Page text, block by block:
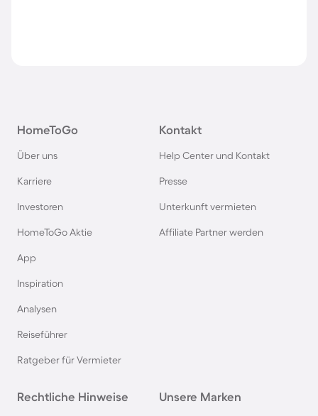
HomeToGo
Über uns
Karriere
Investoren
HomeToGo Aktie
App
Inspiration
Analysen
Reiseführer
Ratgeber für Vermieter
Kontakt
Help Center und Kontakt
Presse
Unterkunft vermieten
Affiliate Partner werden
Rechtliche Hinweise Unsere Marken